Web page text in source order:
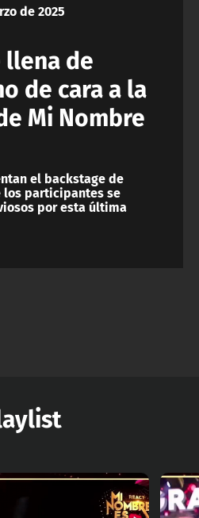
de 2025
llena de
de cara a la
Mi Nombre
el backstage de
los participantes se
por esta última